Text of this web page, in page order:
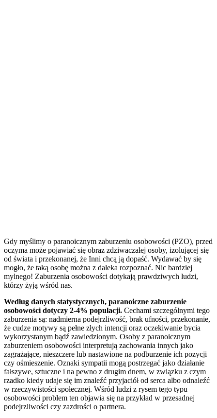
Gdy myślimy o paranoicznym zaburzeniu osobowości (PZO), przed
oczyma może pojawiać się obraz zdziwaczałej osoby, izolującej się
od świata i przekonanej, że Inni chcą ją dopaść. Wydawać by się
mogło, że taką osobę można z daleka rozpoznać. Nic bardziej
mylnego! Zaburzenia osobowości dotykają prawdziwych ludzi,
którzy żyją wśród nas.
Według danych statystycznych, paranoiczne zaburzenie
osobowości dotyczy 2-4% populacji. Cechami szczególnymi tego
zaburzenia są: nadmierna podejrzliwość, brak ufności, przekonanie,
że cudze motywy są pełne złych intencji oraz oczekiwanie bycia
wykorzystanym bądź zawiedzionym. Osoby z paranoicznym
zaburzeniem osobowości interpretują zachowania innych jako
zagrażające, nieszczere lub nastawione na podburzenie ich pozycji
czy ośmieszenie. Oznaki sympatii mogą postrzegać jako działanie
fałszywe, sztuczne i na pewno z drugim dnem, w związku z czym
rzadko kiedy udaje się im znaleźć przyjaciół od serca albo odnaleźć
w rzeczywistości społecznej. Wśród ludzi z rysem tego typu
osobowości problem ten objawia się na przykład w przesadnej
podejrzliwości czy zazdrości o partnera.